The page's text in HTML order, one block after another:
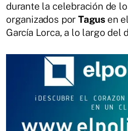
durante la celebración de
organizados por Tagus en
García Lorca, a lo largo del